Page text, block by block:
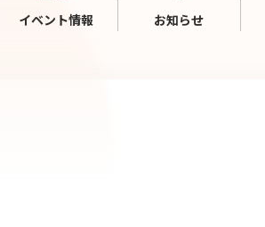
イベント情報 お知らせ